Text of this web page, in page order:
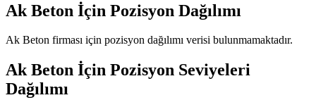
Ak Beton İçin Pozisyon Dağılımı
Ak Beton firması için pozisyon dağılımı verisi bulunmamaktadır.
Ak Beton İçin Pozisyon Seviyeleri
Dağılımı